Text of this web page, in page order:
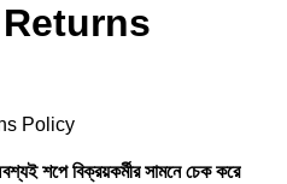
Policy
শপে বিক্রয়কর্মীর সামনে চেক করে